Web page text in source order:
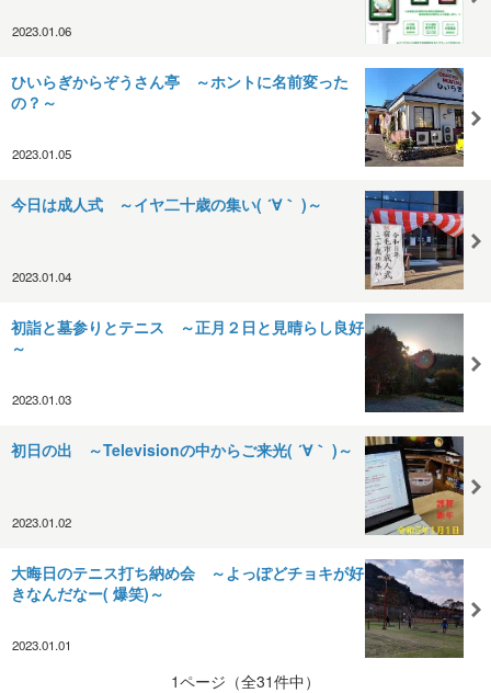
2023.01.06
ひいらぎからぞうさん亭 ～ホントに名前変った
の？～
2023.01.05
今日は成人式 ～イヤ二十歳の集い( ´∀｀ )～
2023.01.04
初詣と墓参りとテニス ～正月２日と見晴らし良好
～
2023.01.03
初日の出 ～Televisionの中からご来光( ´∀｀ )～
2023.01.02
大晦日のテニス打ち納め会 ～よっぽどチョキが好
きなんだなー( 爆笑)～
2023.01.01
1ページ（全31件中）